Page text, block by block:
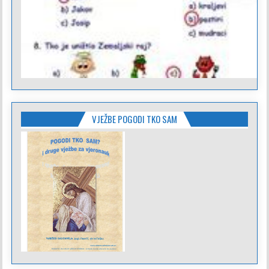
VJEŽBE POGODI TKO SAM